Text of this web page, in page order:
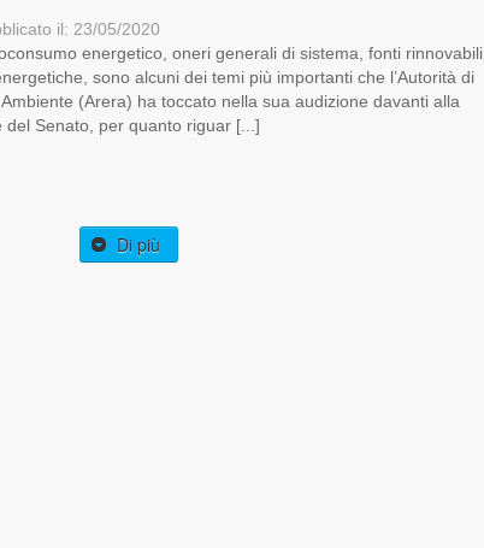
il: 23/05/2020
energetico, oneri generali di sistema, fonti rinnovabili,
sono alcuni dei temi più importanti che l’Autorità di
(Arera) ha toccato nella sua audizione davanti alla
Senato, per quanto riguar [...]
Di più